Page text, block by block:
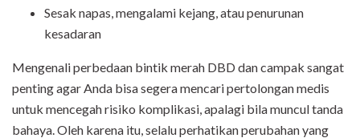
Sesak napas, mengalami kejang, atau penurunan
kesadaran
Mengenali perbedaan bintik merah DBD dan campak sangat
penting agar Anda bisa segera mencari pertolongan medis
untuk mencegah risiko komplikasi, apalagi bila muncul tanda
bahaya. Oleh karena itu, selalu perhatikan perubahan yang